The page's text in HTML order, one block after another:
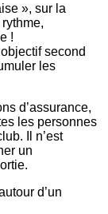
», sur la
!
second
les
d’assurance,
les personnes
Il n’est
un
d’un